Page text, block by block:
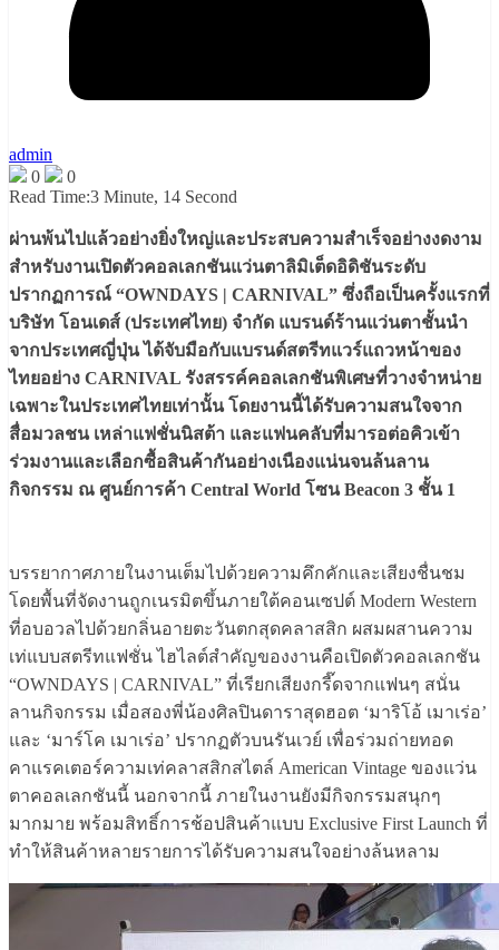
admin
0
0
Read Time:3 Minute, 14 Second
ผ่านพ้นไปแล้วอย่างยิ่งใหญ่และประสบความสำเร็จอย่างงดงาม
สำหรับงานเปิดตัวคอลเลกชันแว่นตาลิมิเต็ดอิดิชันระดับ
ปรากฏการณ์ “OWNDAYS | CARNIVAL” ซึ่งถือเป็นครั้งแรกที่
บริษัท โอนเดส์ (ประเทศไทย) จำกัด แบรนด์ร้านแว่นตาชั้นนำ
จากประเทศญี่ปุ่น ได้จับมือกับแบรนด์สตรีทแวร์แถวหน้าของ
ไทยอย่าง CARNIVAL รังสรรค์คอลเลกชันพิเศษที่วางจำหน่าย
เฉพาะในประเทศไทยเท่านั้น โดยงานนี้ได้รับความสนใจจาก
สื่อมวลชน เหล่าแฟชั่นนิสต้า และแฟนคลับที่มารอต่อคิวเข้า
ร่วมงานและเลือกซื้อสินค้ากันอย่างเนืองแน่นจนล้นลาน
กิจกรรม ณ ศูนย์การค้า Central World โซน Beacon 3 ชั้น 1
บรรยากาศภายในงานเต็มไปด้วยความคึกคักและเสียงชื่นชม
โดยพื้นที่จัดงานถูกเนรมิตขึ้นภายใต้คอนเซปต์ Modern Western
ที่อบอวลไปด้วยกลิ่นอายตะวันตกสุดคลาสสิก ผสมผสานความ
เท่แบบสตรีทแฟชั่น ไฮไลต์สำคัญของงานคือเปิดตัวคอลเลกชัน
“OWNDAYS | CARNIVAL” ที่เรียกเสียงกรี๊ดจากแฟนๆ สนั่น
ลานกิจกรรม เมื่อสองพี่น้องศิลปินดาราสุดฮอต ‘มาริโอ้ เมาเร่อ’
และ ‘มาร์โค เมาเร่อ’ ปรากฏตัวบนรันเวย์ เพื่อร่วมถ่ายทอด
คาแรคเตอร์ความเท่คลาสสิกสไตล์ American Vintage ของแว่น
ตาคอลเลกชันนี้ นอกจากนี้ ภายในงานยังมีกิจกรรมสนุกๆ
มากมาย พร้อมสิทธิ์การช้อปสินค้าแบบ Exclusive First Launch ที่
ทำให้สินค้าหลายรายการได้รับความสนใจอย่างล้นหลาม